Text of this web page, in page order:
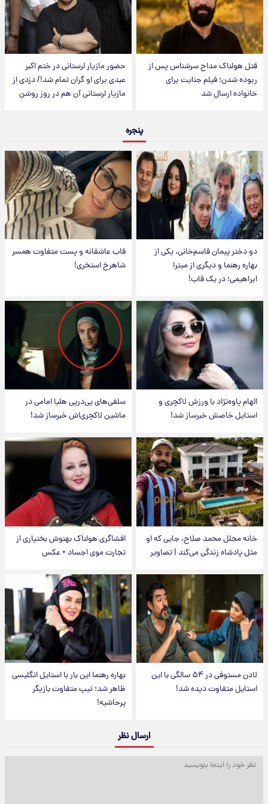
قتل هولناک مداح سرشناس پس از
ربوده شدن؛ فیلم جنایت برای
خانواده ارسال شد
حضور مازیار لرستانی در ختم اکبر
عبدی برای او گران تمام شد!/ دزدی از
مازیار لرستانی آن هم در روز روشن
پنجره
دو دختر پیمان قاسم‌خانی، یکی از
بهاره رهنما و دیگری از میترا
ابراهیمی؛ در یک قاب!
قاب عاشقانه و پست متفاوت همسر
شاهرخ استخری!
الهام پاوه‌نژاد با ورزش لاکچری و
استایل خاصش خبرساز شد!
سلفی‌های پی‌درپی هلیا امامی در
ماشین لاکچری‌اش خبرساز شد!
خانه مجلل محمد صلاح، جایی که او
مثل پادشاه زندگی می‌کند | تصاویر
افشاگری هولناک بهنوش بختیاری از
تجارت موی اجساد + عکس
لادن مستوفی در ۵۴ سالگی با این
استایل متفاوت دیده شد!
بهاره رهنما این بار با استایل انگلیسی
ظاهر شد؛ تیپ متفاوت بازیگر
پرحاشیه!
ارسال نظر